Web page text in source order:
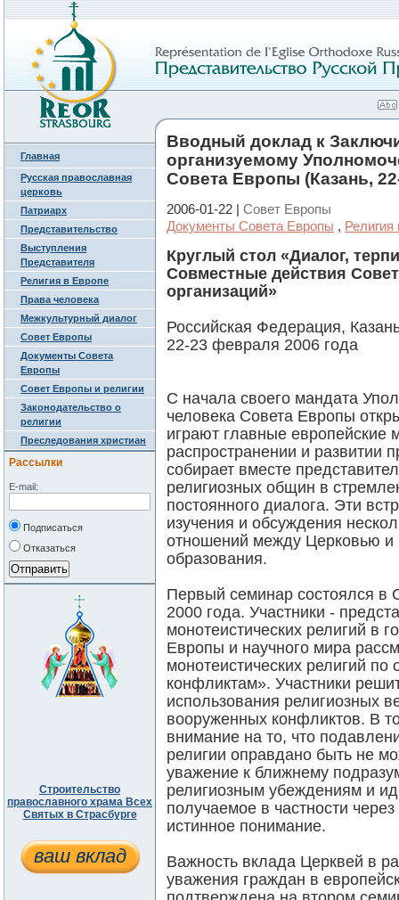
Главная
Русская православная
церковь
Патриарх
Представительство
Выступления
Представителя
Религия в Европе
Права человека
Межкультурный диалог
Совет Европы
Документы Совета
Европы
Совет Европы и религии
Законодательство о
религии
Преследования христиан
Рассылки
E-mail:
Подписаться
Отказаться
Строительство
православного храма Всех
Святых в Страсбурге
ваш вклад
Вводный доклад к
организуемому
Совета Европы (Казань,
2006-01-22 | Совет Европы
Документы Совета Европы , Религия
Круглый стол «Диалог,
Совместные действия
организаций»
Российская Федерация,
22-23 февраля 2006 года
С начала своего мандата
человека Совета Европы
играют главные европейские
распространении и развитии
собирает вместе
религиозных общин в
постоянного диалога. Эти
изучения и обсуждения
отношений между Церковью и
образования.
Первый семинар состоялся в
2000 года. Участники -
монотеистических религий в
Европы и научного мира
монотеистических религий
конфликтам». Участники
использования религиозных
вооруженных конфликтов. В
внимание на то, что
религии оправдано быть не
уважение к ближнему
религиозным убеждениям и
получаемое в частности
истинное понимание.
Важность вклада Церквей в
уважения граждан в